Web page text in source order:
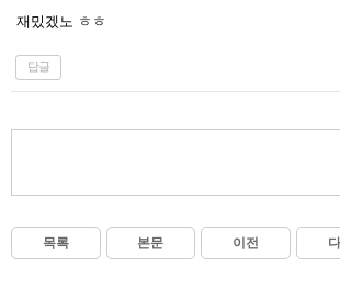
재밌겠노 ㅎㅎ
답글
목록 본문 이전